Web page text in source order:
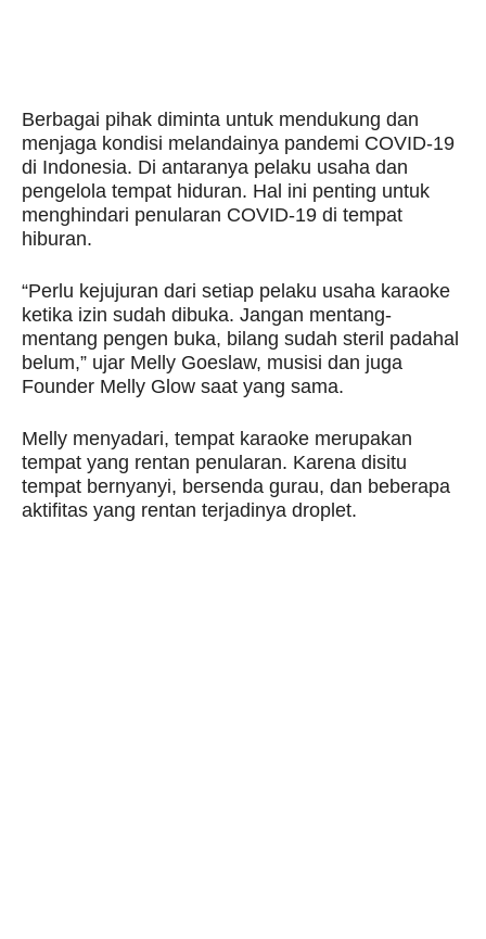
Berbagai pihak diminta untuk mendukung dan
menjaga kondisi melandainya pandemi COVID-19
di Indonesia. Di antaranya pelaku usaha dan
pengelola tempat hiduran. Hal ini penting untuk
menghindari penularan COVID-19 di tempat
hiburan.
“Perlu kejujuran dari setiap pelaku usaha karaoke
ketika izin sudah dibuka. Jangan mentang-
mentang pengen buka, bilang sudah steril padahal
belum,” ujar Melly Goeslaw, musisi dan juga
Founder Melly Glow saat yang sama.
Melly menyadari, tempat karaoke merupakan
tempat yang rentan penularan. Karena disitu
tempat bernyanyi, bersenda gurau, dan beberapa
aktifitas yang rentan terjadinya droplet.